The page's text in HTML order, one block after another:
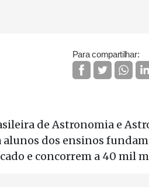
Para compartilhar:
de Astronomia e
alunos dos ensinos
e concorrem a 40 mil